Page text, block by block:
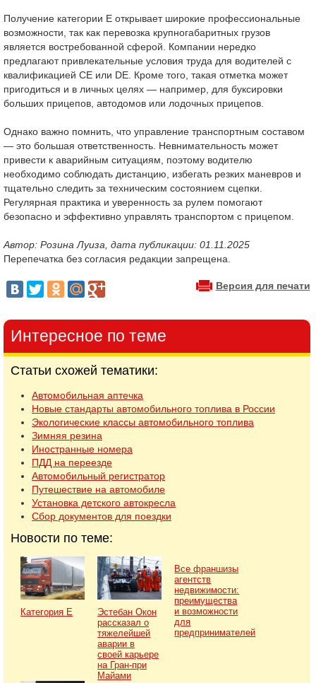
Получение категории Е открывает широкие профессиональные
возможности, так как перевозка крупногабаритных грузов
является востребованной сферой. Компании нередко
предлагают привлекательные условия труда для водителей с
квалификацией CE или DE. Кроме того, такая отметка может
пригодиться и в личных целях — например, для буксировки
больших прицепов, автодомов или лодочных прицепов.
Однако важно помнить, что управление транспортным составом
— это большая ответственность. Невнимательность может
привести к аварийным ситуациям, поэтому водителю
необходимо соблюдать дистанцию, избегать резких маневров и
тщательно следить за техническим состоянием сцепки.
Регулярная практика и уверенность за рулем помогают
безопасно и эффективно управлять транспортом с прицепом.
Автор: Розина Луиза, дата публикации: 01.11.2025
Перепечатка без согласия редакции запрещена.
Версия для печати
Интересное по теме
Статьи схожей тематики:
Автомобильная аптечка
Новые стандарты автомобильного топлива в России
Экологические классы автомобильного топлива
Зимняя резина
Иностранные номера
ПДД на переезде
Автомобильный регистратор
Путешествие на автомобиле
Установка детского автокресла
Сбор документов для поездки
Новости по теме:
Категория Е
Эстебан Окон
рассказал о
тяжелейшей
аварии в
своей карьере
на Гран-при
Майами
Все франшизы
агентств
недвижимости:
преимущества
и возможности
для
предпринимателей